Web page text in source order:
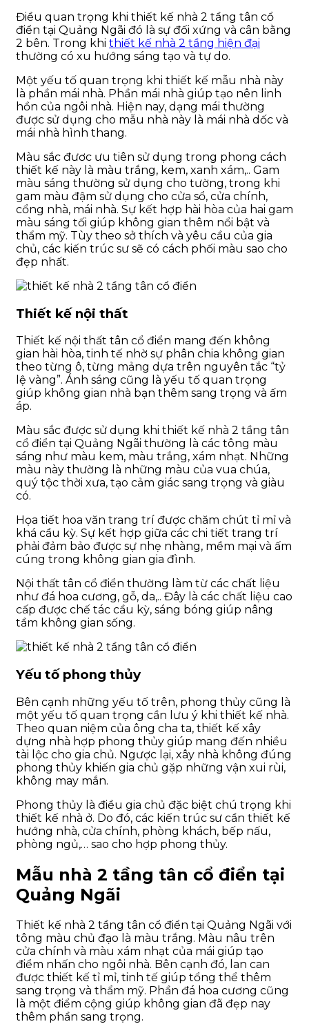
Điều quan trọng khi thiết kế nhà 2 tầng tân cổ
điển tại Quảng Ngãi đó là sự đối xứng và cân bằng
2 bên. Trong khi thiết kế nhà 2 tầng hiện đại
thường có xu hướng sáng tạo và tự do.
Một yếu tố quan trọng khi thiết kế mẫu nhà này
là phần mái nhà. Phần mái nhà giúp tạo nên linh
hồn của ngôi nhà. Hiện nay, dạng mái thường
được sử dụng cho mẫu nhà này là mái nhà dốc và
mái nhà hình thang.
Màu sắc đươc ưu tiên sử dụng trong phong cách
thiết kế này là màu trắng, kem, xanh xám,.. Gam
màu sáng thường sử dụng cho tường, trong khi
gam màu đậm sử dụng cho cửa sổ, cửa chính,
cổng nhà, mái nhà. Sự kết hợp hài hòa của hai gam
màu sáng tối giúp không gian thêm nổi bật và
thẩm mỹ. Tùy theo sở thích và yêu cầu của gia
chủ, các kiến trúc sư sẽ có cách phối màu sao cho
đẹp nhất.
Thiết kế nội thất
Thiết kế nội thất tân cổ điển mang đến không
gian hài hòa, tinh tế nhờ sự phân chia không gian
theo từng ô, từng mảng dựa trên nguyên tắc “tỷ
lệ vàng”. Ánh sáng cũng là yếu tố quan trọng
giúp không gian nhà bạn thêm sang trọng và ấm
áp.
Màu sắc được sử dụng khi thiết kế nhà 2 tầng tân
cổ điển tại Quảng Ngãi thường là các tông màu
sáng như màu kem, màu trắng, xám nhạt. Những
màu này thường là những màu của vua chúa,
quý tộc thời xưa, tạo cảm giác sang trọng và giàu
có.
Họa tiết hoa văn trang trí được chăm chút tỉ mỉ và
khá cầu kỳ. Sự kết hợp giữa các chi tiết trang trí
phải đảm bảo được sự nhẹ nhàng, mềm mại và ấm
cúng trong không gian gia đình.
Nội thất tân cổ điển thường làm từ các chất liệu
như đá hoa cương, gỗ, da,.. Đây là các chất liệu cao
cấp được chế tác cầu kỳ, sáng bóng giúp nâng
tầm không gian sống.
Yếu tố phong thủy
Bên cạnh những yếu tố trên, phong thủy cũng là
một yếu tố quan trọng cần lưu ý khi thiết kế nhà.
Theo quan niệm của ông cha ta, thiết kế xây
dựng nhà hợp phong thủy giúp mang đến nhiều
tài lộc cho gia chủ. Ngược lại, xây nhà không đúng
phong thủy khiến gia chủ gặp những vận xui rùi,
không may mắn.
Phong thủy là điều gia chủ đặc biệt chú trọng khi
thiết kế nhà ở. Do đó, các kiến trúc sư cần thiết kế
hướng nhà, cửa chính, phòng khách, bếp nấu,
phòng ngủ,… sao cho hợp phong thủy.
Mẫu nhà 2 tầng tân cổ điển tại
Quảng Ngãi
Thiết kế nhà 2 tầng tân cổ điển tại Quảng Ngãi với
tông màu chủ đạo là màu trắng. Màu nâu trên
cửa chính và màu xám nhạt của mái giúp tạo
điểm nhấn cho ngôi nhà. Bên cạnh đó, lan can
được thiết kế tỉ mỉ, tinh tế giúp tổng thể thêm
sang trọng và thẩm mỹ. Phần đá hoa cương cũng
là một điểm cộng giúp không gian đã đẹp nay
thêm phần sang trọng.